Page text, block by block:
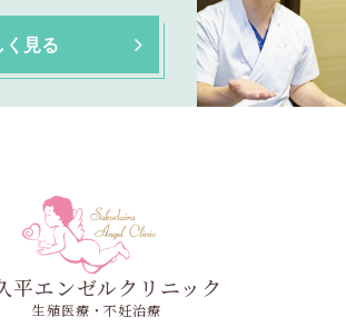
く見る
平エンゼルクリニック
生殖医療・不妊治療